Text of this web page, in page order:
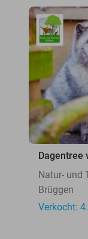
Dagentree
Natur- und
Brüggen
Verkocht: